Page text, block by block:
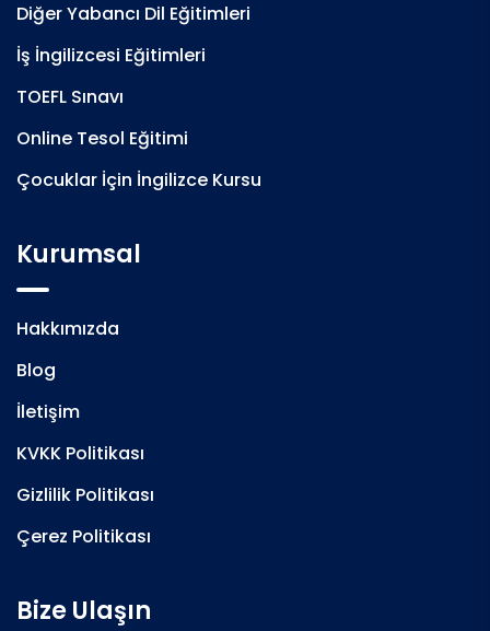
Diğer Yabancı Dil Eğitimleri
İş İngilizcesi Eğitimleri
TOEFL Sınavı
Online Tesol Eğitimi
Çocuklar İçin İngilizce Kursu
Kurumsal
Hakkımızda
Blog
İletişim
KVKK Politikası
Gizlilik Politikası
Çerez Politikası
Bize Ulaşın